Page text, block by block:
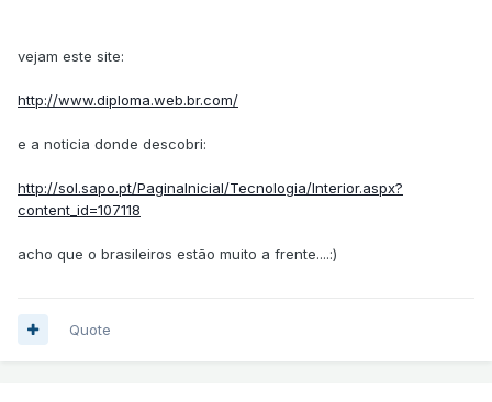
vejam este site:
http://www.diploma.web.br.com/
e a noticia donde descobri:
http://sol.sapo.pt/PaginaInicial/Tecnologia/Interior.aspx?
content_id=107118
acho que o brasileiros estão muito a frente....:)
Quote